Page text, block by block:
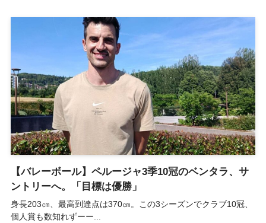
【バレーボール】ペルージャ3季10冠のベンタラ、サ
ントリーへ。「目標は優勝」
身長203㎝、最高到達点は370㎝。この3シーズンでクラブ10冠、
個人賞も数知れずーー...